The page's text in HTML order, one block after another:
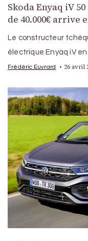
Skoda Enyaq iV
de 40.000€ arrive
Le constructeur
électrique Enyaq iV
Frédéric Euvrard 26 avril